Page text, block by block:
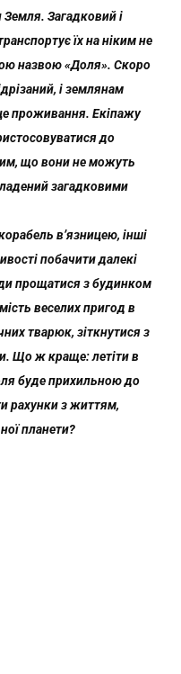
Земля. Загадковий і
їх на ніким не
назвою «Доля». Скоро
і землянам
проживання. Екіпажу
до
що вони не можуть
загадковими
в’язницею, інші
побачити далекі
прощатися з будинком
веселих пригод в
тварюк, зіткнутися з
Що ж краще: летіти в
буде прихильною до
рахунки з життям,
планети?